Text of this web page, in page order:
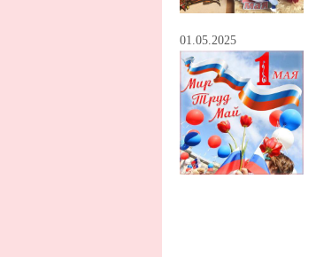
01.05.2025